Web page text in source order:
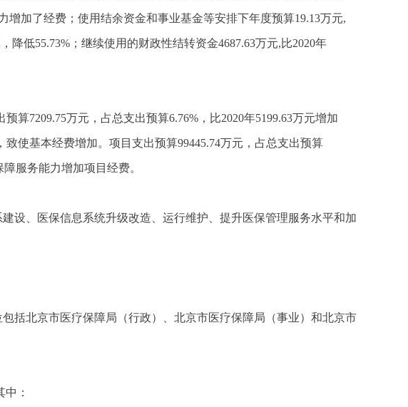
加了经费；使用结余资金和事业基金等安排下年度预算19.13万元,
降低55.73%；继续使用的财政性结转资金4687.63万元,比2020年
算7209.75万元，占总支出预算6.76%，比2020年5199.63万元增加
使基本经费增加。项目支出预算99445.74万元，占总支出预算
服务能力增加项目经费。
设、医保信息系统升级改造、运行维护、提升医保管理服务水平和加
括北京市医疗保障局（行政）、北京市医疗保障局（事业）和北京市
：